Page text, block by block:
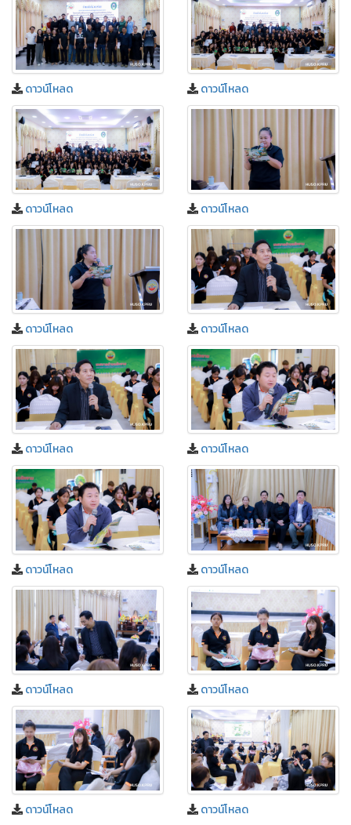
ดาวน์โหลด ดาวน์โหลด
ดาวน์โหลด ดาวน์โหลด
ดาวน์โหลด ดาวน์โหลด
ดาวน์โหลด ดาวน์โหลด
ดาวน์โหลด ดาวน์โหลด
ดาวน์โหลด ดาวน์โหลด
ดาวน์โหลด ดาวน์โหลด